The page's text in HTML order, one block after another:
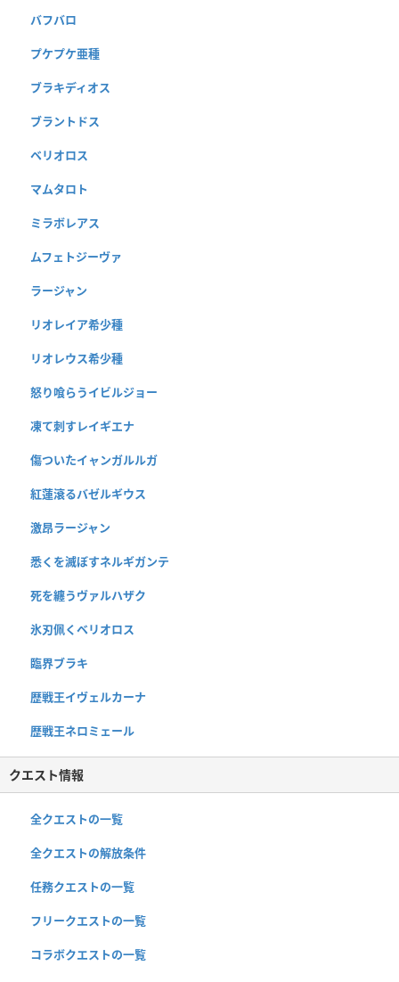
バフバロ
プケプケ亜種
ブラキディオス
ブラントドス
ベリオロス
マムタロト
ミラボレアス
ムフェトジーヴァ
ラージャン
リオレイア希少種
リオレウス希少種
怒り喰らうイビルジョー
凍て刺すレイギエナ
傷ついたイャンガルルガ
紅蓮滾るバゼルギウス
激昂ラージャン
悉くを滅ぼすネルギガンテ
死を纏うヴァルハザク
氷刃佩くベリオロス
臨界ブラキ
歴戦王イヴェルカーナ
歴戦王ネロミェール
クエスト情報
全クエストの一覧
全クエストの解放条件
任務クエストの一覧
フリークエストの一覧
コラボクエストの一覧